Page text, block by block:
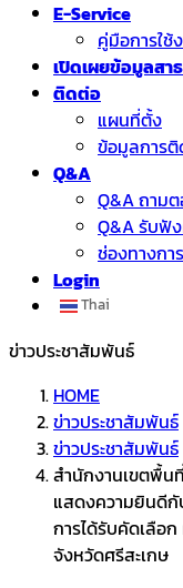
E-Service
คู่มือการใช้
เปิดเผยข้อมูลสา
ติดต่อ
แผนที่ตั้ง
ข้อมูลการ
Q&A
Q&A ถาม
Q&A รับฟั
ช่องทางกา
Login
Thai
ข่าวประชาสัมพันธ์
HOME
ข่าวประชาสัมพันธ์
ข่าวประชาสัมพันธ์
สำนักงานเขตพื้น
แสดงความยินดีกั
การได้รับคัดเลือ
จังหวัดศรีสะเกษ